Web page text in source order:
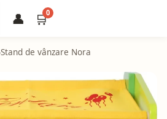
👤 🛒0
Stand de vânzare Nora